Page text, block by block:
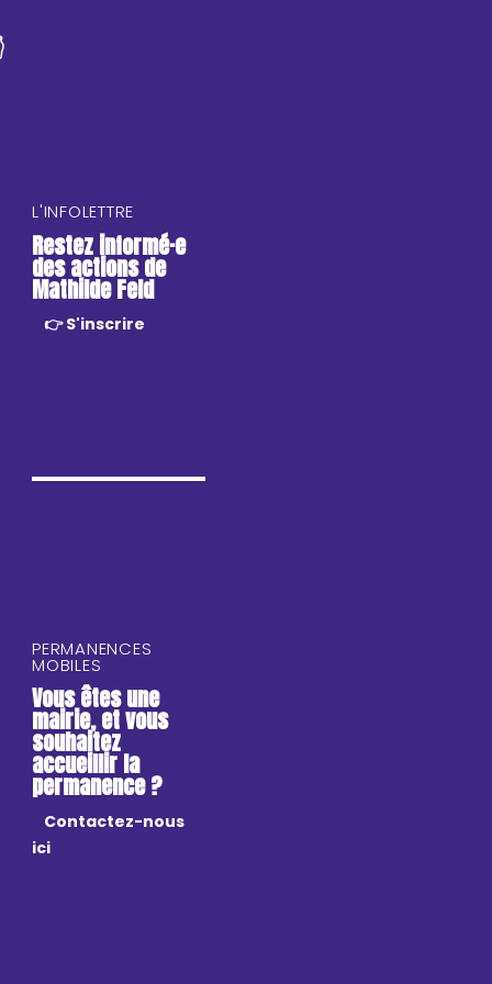
L'INFOLETTRE
Restez informé·e
des actions de
Mathilde Feld
👉 S'inscrire
PERMANENCES
MOBILES
Vous êtes une
mairie, et vous
souhaitez
accueillir la
permanence ?
Contactez-nous
ici